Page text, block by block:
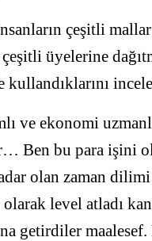
çeşitli
üyelerine
ve ekonomi
Ben bu para işini
olan zaman
level atladı
getirdiler